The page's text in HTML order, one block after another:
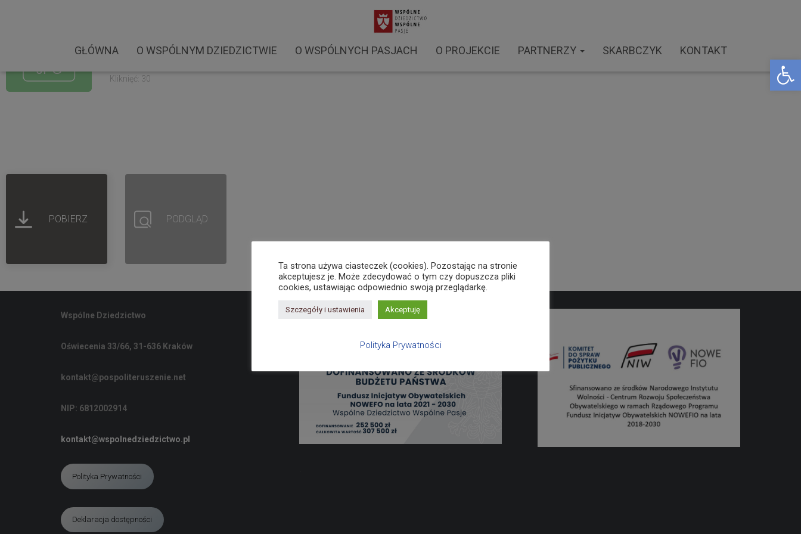
Open toolbar
GŁÓWNA O WSPÓLNYM DZIEDZICTWIE O WSPÓLNYCH PASJACH O PROJEKCIE PARTNERZY SKARBCZYK KONTAKT
Fundacja Pola Chwały. Warsztaty Larpowe 2022 (13)
Created: 30-03-2023
Kliknięć: 30
POBIERZ PODGLĄD
Wspólne Dziedzictwo
Oświecenia 33/66, 31-636 Kraków
kontakt@pospoliteruszenie.net
NIP: 6812002914
kontakt@wspolnedziedzictwo.pl
Polityka Prywatności
Deklaracja dostępności
Ta strona używa ciasteczek (cookies). Pozostając na stronie
akceptujesz je. Może zdecydować o tym czy dopuszcza pliki
cookies, ustawiając odpowiednio swoją przeglądarkę.
Szczegóły i ustawienia Akceptuję
Polityka Prywatności